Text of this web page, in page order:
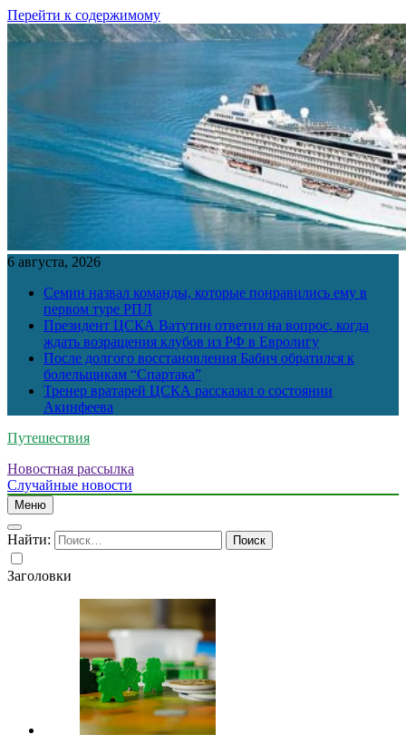
Перейти к содержимому
6 августа, 2026
Семин назвал команды, которые понравились ему в
первом туре РПЛ
Президент ЦСКА Ватутин ответил на вопрос, когда
ждать возращения клубов из РФ в Евролигу
После долгого восстановления Бабич обратился к
болельщикам “Спартака”
Тренер вратарей ЦСКА рассказал о состоянии
Акинфеева
Путешествия
Новостная рассылка
Случайные новости
Меню
Найти:
Заголовки